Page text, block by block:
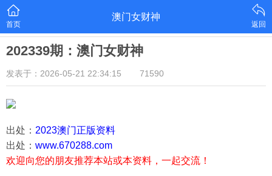
首页
澳门女财神
返回
202339期：澳门女财神
发表于：2026-05-21 22:34:15 71590
出处： 2023澳门正版资料
出处： www.670288.com
欢迎向您的朋友推荐本站或本资料，一起交流！